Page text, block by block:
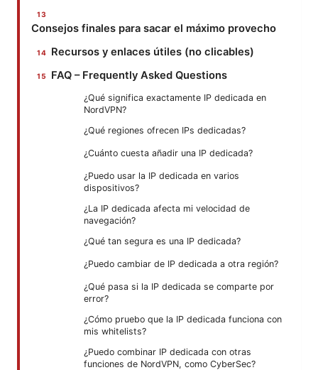
Consejos finales para sacar el máximo provecho
Recursos y enlaces útiles (no clicables)
FAQ – Frequently Asked Questions
¿Qué significa exactamente IP dedicada en
NordVPN?
¿Qué regiones ofrecen IPs dedicadas?
¿Cuánto cuesta añadir una IP dedicada?
¿Puedo usar la IP dedicada en varios
dispositivos?
¿La IP dedicada afecta mi velocidad de
navegación?
¿Qué tan segura es una IP dedicada?
¿Puedo cambiar de IP dedicada a otra región?
¿Qué pasa si la IP dedicada se comparte por
error?
¿Cómo pruebo que la IP dedicada funciona con
mis whitelists?
¿Puedo combinar IP dedicada con otras
funciones de NordVPN, como CyberSec?